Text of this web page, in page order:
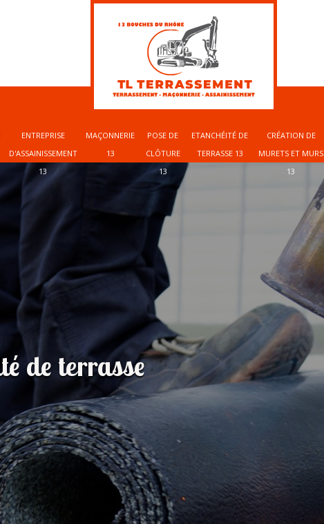
ENTREPRISE
D'ASSAINISSEMENT
13
MAÇONNERIE
13
POSE DE
CLÔTURE
13
ETANCHÉITÉ DE
TERRASSE 13
CRÉATION DE
MURETS ET MURS
13
de terrasse